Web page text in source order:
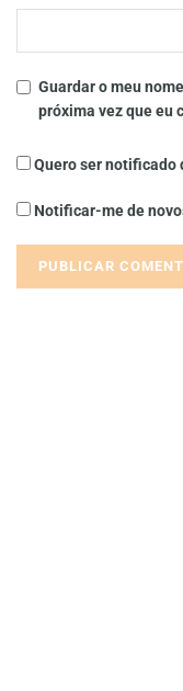
Guardar o meu
próxima vez que eu
Quero ser notificado
Notificar-me de